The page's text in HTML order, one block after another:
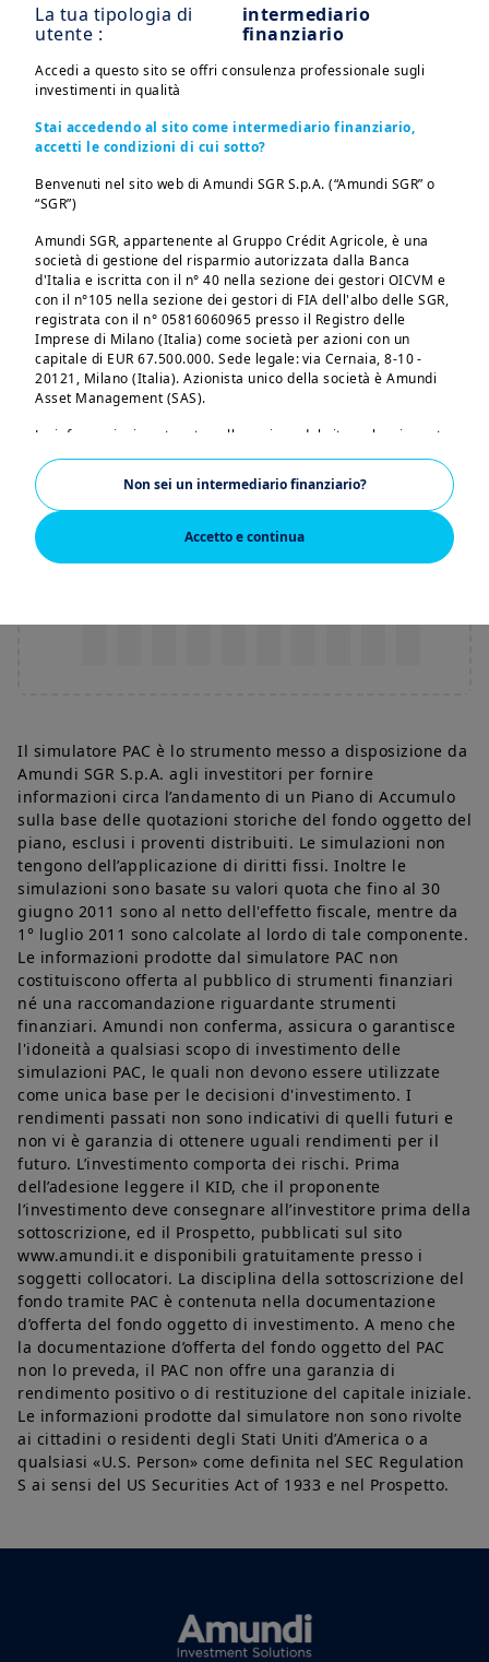
Scegli l’incremento periodico dei versamenti
Calcola
Il simulatore PAC è lo strumento messo a disposizione da
Amundi SGR S.p.A. agli investitori per fornire
informazioni circa l’andamento di un Piano di Accumulo
sulla base delle quotazioni storiche del fondo oggetto del
piano, esclusi i proventi distribuiti. Le simulazioni non
tengono dell’applicazione di diritti fissi. Inoltre le
simulazioni sono basate su valori quota che fino al 30
giugno 2011 sono al netto dell'effetto fiscale, mentre da
1° luglio 2011 sono calcolate al lordo di tale componente.
Le informazioni prodotte dal simulatore PAC non
costituiscono offerta al pubblico di strumenti finanziari
né una raccomandazione riguardante strumenti
finanziari. Amundi non conferma, assicura o garantisce
l'idoneità a qualsiasi scopo di investimento delle
simulazioni PAC, le quali non devono essere utilizzate
come unica base per le decisioni d'investimento. I
rendimenti passati non sono indicativi di quelli futuri e
non vi è garanzia di ottenere uguali rendimenti per il
futuro. L’investimento comporta dei rischi. Prima
dell’adesione leggere il KID, che il proponente
l’investimento deve consegnare all’investitore prima della
sottoscrizione, ed il Prospetto, pubblicati sul sito
www.amundi.it e disponibili gratuitamente presso i
soggetti collocatori. La disciplina della sottoscrizione del
fondo tramite PAC è contenuta nella documentazione
d’offerta del fondo oggetto di investimento. A meno che
la documentazione d’offerta del fondo oggetto del PAC
non lo preveda, il PAC non offre una garanzia di
rendimento positivo o di restituzione del capitale iniziale.
Le informazioni prodotte dal simulatore non sono rivolte
ai cittadini o residenti degli Stati Uniti d’America o a
qualsiasi «U.S. Person» come definita nel SEC Regulation
S ai sensi del US Securities Act of 1933 e nel Prospetto.
La tua tipologia di
utente :
intermediario
finanziario
Accedi a questo sito se offri consulenza professionale sugli
investimenti in qualità
Stai accedendo al sito come intermediario finanziario,
accetti le condizioni di cui sotto?
Benvenuti nel sito web di Amundi SGR S.p.A. (“Amundi SGR” o
“SGR”)
Amundi SGR, appartenente al Gruppo Crédit Agricole, è una
società di gestione del risparmio autorizzata dalla Banca
d'Italia e iscritta con il n° 40 nella sezione dei gestori OICVM e
con il n°105 nella sezione dei gestori di FIA dell'albo delle SGR,
registrata con il n° 05816060965 presso il Registro delle
Imprese di Milano (Italia) come società per azioni con un
capitale di EUR 67.500.000. Sede legale: via Cernaia, 8-10 -
20121, Milano (Italia). Azionista unico della società è Amundi
Asset Management (SAS).
Le informazioni contenute nella sezione del sito web cui avrete
accesso non sono destinate al pubblico, ma sono riservate
esclusivamente a clienti professionali di diritto (di seguito
anche “Investitori Qualificati” o singolarmente “Investitore
Qualificato”), intendendosi per tali (i) i clienti professionali
privati che soddisfano i requisiti di cui al punto I dell’Allegato n.
3 al regolamento adottato dalla Consob con delibera n.
Ha effettuato la connessione al sito come Investitore
Qualificato. Se il Suo profilo non corrisponde a quello di
Investitore Qualificato, La invitiamo ad abbandonare questa
pagina e a consultare la pagina "Investitori Privati" o la pagina
“Investitori Professionali".
La sezione del sito web cui avrete accesso è esclusivamente
riservata alle persone residenti in Italia o che accedono al sito
stesso dall'Italia. Se risiedete in un paese dotato di un sito web
Amundi dedicato, vi preghiamo di lasciare questa pagina e di
connettervi a tale sito.
L'accesso, la consultazione e l'utilizzo delle pagine del sito
implicano l'accettazione da parte dell'utilizzatore dei contenuti
delle presenti note legali. Amundi SGR invita tutti gli utilizzatori
del proprio sito a leggere con attenzione le presenti note
legali. Il contenuto del presente sito web - inclusi i dati, le
notizie, le informazioni, le immagini, i grafici, il design, i nomi e
i marchi registrati di dominio - sono di proprietà di Amundi SGR
e, laddove non altrimenti precisato, sono soggetti alle
condizioni sul copyright e alla legislazione vigente in materia di
protezione della proprietà industriale. All'utilizzatore non è
concessa alcuna licenza o diritto di utilizzo; sono pertanto
vietati la registrazione su qualsiasi supporto, la riproduzione,
la copia (eccetto ad esclusivo uso personale), la pubblicazione
e l'uso a fini commerciali, in misura totale o parziale, dei
contenuti del sito senza previo consenso scritto di Amundi
SGR.
US Persons:
Le informazioni contenute in questo sito non sono destinate ai
cittadini degli Stati Uniti d'America o “US Persons”, così come
definite nella “Regulation S” della Securities and Exchange
Commission, ai sensi del US Securities Act del 1933,
applicabile in particolare a qualsiasi persona fisica residente
negli Stati Uniti d'America e a qualsiasi società di persone o
per azioni costituita o registrata ai sensi della legislazione
statunitense. I prodotti di investimento descritti nel presente
cittadini degli Stati Uniti d'America e a “U.S. Persons”.
Questa restrizione si applica anche ai residenti e cittadini degli
Accetto e continua
Non sei un intermediario finanziario?